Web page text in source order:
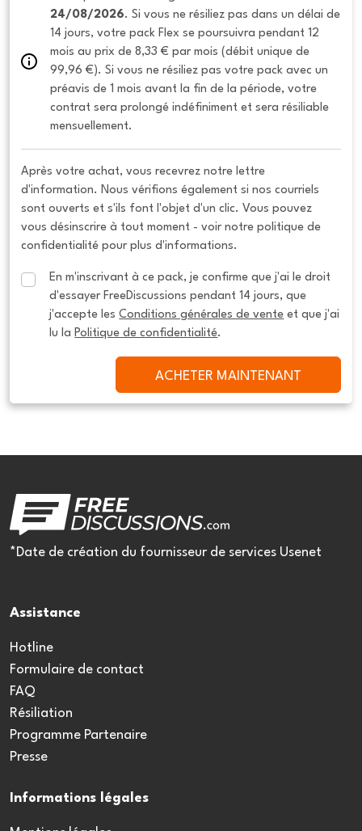
24/08/2026. Si vous ne résiliez pas dans un délai de
14 jours, votre pack Flex se poursuivra pendant 12
mois au prix de 8,33 € par mois (débit unique de
99,96 €). Si vous ne résiliez pas votre pack avec un
préavis de 1 mois avant la fin de la période, votre
contrat sera prolongé indéfiniment et sera résiliable
mensuellement.
Après votre achat, vous recevrez notre lettre
d'information. Nous vérifions également si nos courriels
sont ouverts et s'ils font l'objet d'un clic. Vous pouvez
vous désinscrire à tout moment - voir notre politique de
confidentialité pour plus d'informations.
En m'inscrivant à ce pack, je confirme que j'ai le droit
d'essayer FreeDiscussions pendant 14 jours, que
j'accepte les Conditions générales de vente et que j'ai
lu la Politique de confidentialité.
ACHETER MAINTENANT
*Date de création du fournisseur de services Usenet
Assistance
Hotline
Formulaire de contact
FAQ
Résiliation
Programme Partenaire
Presse
Informations légales